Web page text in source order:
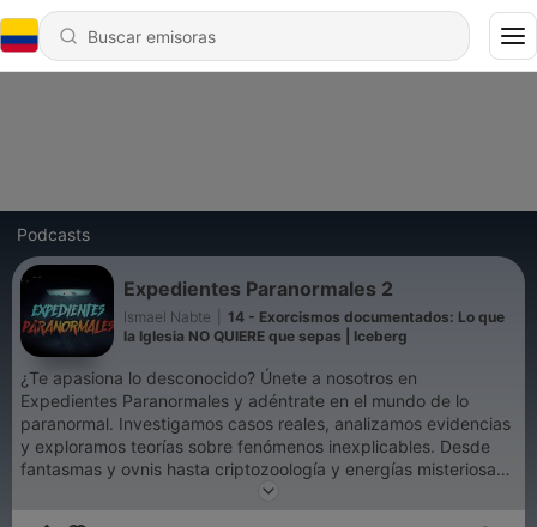
Podcasts
Expedientes Paranormales 2
Ismael Nabte
14 - Exorcismos documentados: Lo que
la Iglesia NO QUIERE que sepas | Iceberg
¿Te apasiona lo desconocido? Únete a nosotros en
Expedientes Paranormales y adéntrate en el mundo de lo
paranormal. Investigamos casos reales, analizamos evidencias
y exploramos teorías sobre fenómenos inexplicables. Desde
fantasmas y ovnis hasta criptozoología y energías misteriosas,
¡aquí encontrarás todo lo que necesitas saber sobre lo